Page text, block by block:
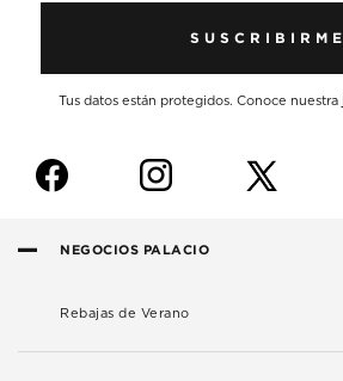
SUSCRIBIRME
Tus datos están protegidos. Conoce nuestra
f i
NEGOCIOS PALACIO
Rebajas de Verano